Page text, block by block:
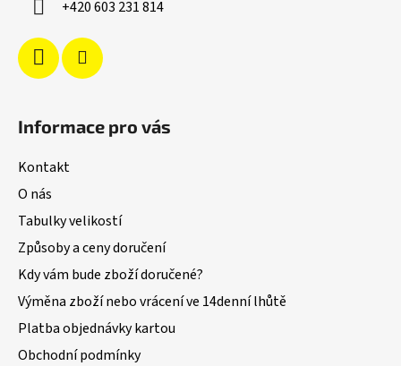
+420 603 231 814
Informace pro vás
Kontakt
O nás
Tabulky velikostí
Způsoby a ceny doručení
Kdy vám bude zboží doručené?
Výměna zboží nebo vrácení ve 14denní lhůtě
Platba objednávky kartou
Obchodní podmínky